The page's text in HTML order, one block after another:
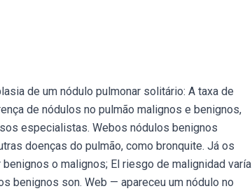
de um nódulo pulmonar solitário: A taxa de
de nódulos no pulmão malignos e benignos,
especialistas. Webos nódulos benignos
doenças do pulmão, como bronquite. Já os
o malignos; El riesgo de malignidad varía
benignos son. Web — apareceu um nódulo no